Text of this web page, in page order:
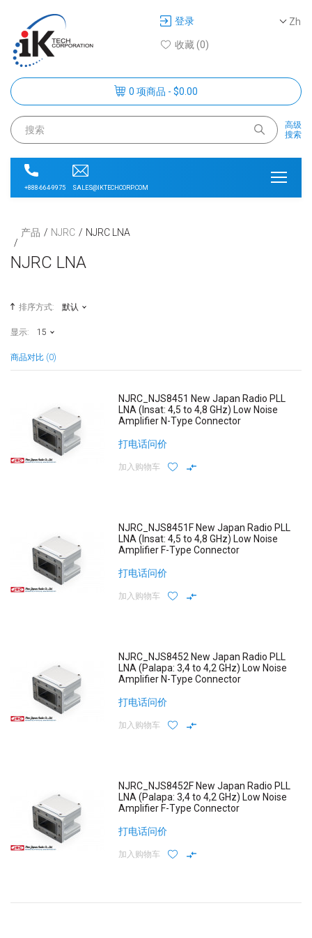
Zh
登录
收藏 (0)
0 项商品 - $0.00
高级
搜索
+888-664-9975 SALES@IKTECHCORP.COM
产品 NJRC NJRC LNA
NJRC LNA
排序方式: 默认
显示: 15
商品对比 (0)
NJRC_NJS8451 New Japan Radio PLL
LNA (Insat: 4,5 to 4,8 GHz) Low Noise
Amplifier N-Type Connector
打电话问价
加入购物车
NJRC_NJS8451F New Japan Radio PLL
LNA (Insat: 4,5 to 4,8 GHz) Low Noise
Amplifier F-Type Connector
打电话问价
加入购物车
NJRC_NJS8452 New Japan Radio PLL
LNA (Palapa: 3,4 to 4,2 GHz) Low Noise
Amplifier N-Type Connector
打电话问价
加入购物车
NJRC_NJS8452F New Japan Radio PLL
LNA (Palapa: 3,4 to 4,2 GHz) Low Noise
Amplifier F-Type Connector
打电话问价
加入购物车